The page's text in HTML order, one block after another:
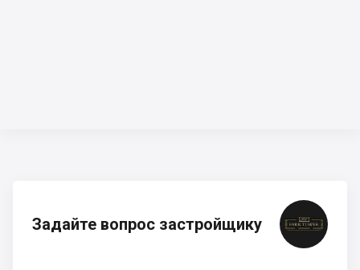
Задайте вопрос застройщику